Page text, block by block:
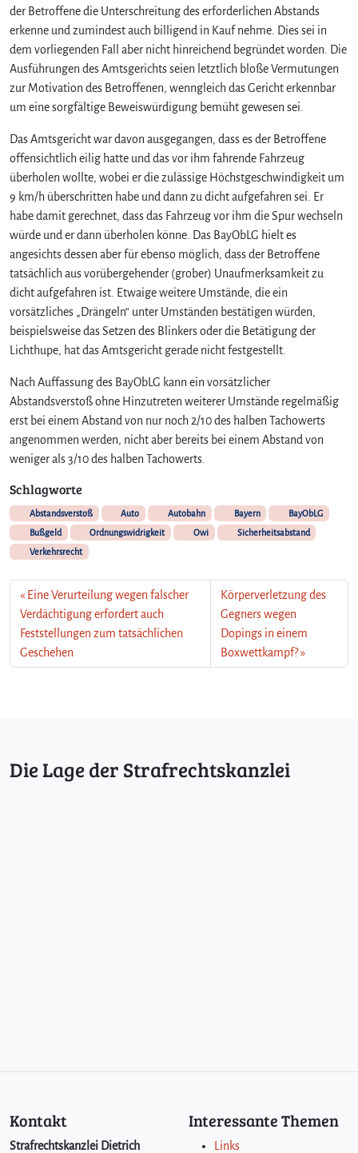
der Betroffene die Unterschreitung des erforderlichen Abstands
erkenne und zumindest auch billigend in Kauf nehme. Dies sei in
dem vorliegenden Fall aber nicht hinreichend begründet worden. Die
Ausführungen des Amtsgerichts seien letztlich bloße Vermutungen
zur Motivation des Betroffenen, wenngleich das Gericht erkennbar
um eine sorgfältige Beweiswürdigung bemüht gewesen sei.
Das Amtsgericht war davon ausgegangen, dass es der Betroffene
offensichtlich eilig hatte und das vor ihm fahrende Fahrzeug
überholen wollte, wobei er die zulässige Höchstgeschwindigkeit um
9 km/h überschritten habe und dann zu dicht aufgefahren sei. Er
habe damit gerechnet, dass das Fahrzeug vor ihm die Spur wechseln
würde und er dann überholen könne. Das BayObLG hielt es
angesichts dessen aber für ebenso möglich, dass der Betroffene
tatsächlich aus vorübergehender (grober) Unaufmerksamkeit zu
dicht aufgefahren ist. Etwaige weitere Umstände, die ein
vorsätzliches „Drängeln“ unter Umständen bestätigen würden,
beispielsweise das Setzen des Blinkers oder die Betätigung der
Lichthupe, hat das Amtsgericht gerade nicht festgestellt.
Nach Auffassung des BayObLG kann ein vorsätzlicher
Abstandsverstoß ohne Hinzutreten weiterer Umstände regelmäßig
erst bei einem Abstand von nur noch 2/10 des halben Tachowerts
angenommen werden, nicht aber bereits bei einem Abstand von
weniger als 3/10 des halben Tachowerts.
Schlagworte
Abstandsverstoß Auto Autobahn Bayern
BayObLG
Bußgeld
Ordnungswidrigkeit Owi
Sicherheitsabstand
Verkehrsrecht
Eine Verurteilung wegen falscher
Verdächtigung erfordert auch
Feststellungen zum tatsächlichen
Geschehen
Körperverletzung des
Gegners wegen
Dopings in einem
Boxwettkampf?
Die Lage der Strafrechtskanzlei
Kontakt
Strafrechtskanzlei Dietrich
Interessante Themen
Links